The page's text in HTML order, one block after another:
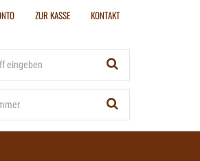
ZUR KASSE KONTAKT